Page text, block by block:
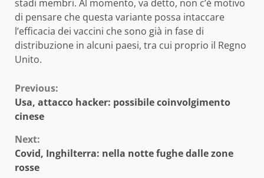
stadi membri. Al momento, va detto, non c’è motivo
di pensare che questa variante possa intaccare
l’efficacia dei vaccini che sono già in fase di
distribuzione in alcuni paesi, tra cui proprio il Regno
Unito.
Continue
Reading
Previous:
Usa, attacco hacker: possibile coinvolgimento
cinese
Next:
Covid, Inghilterra: nella notte fughe dalle zone
rosse